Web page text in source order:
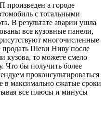
а городе
с тотальными
В результате аварии ушла
все кузовные панели,
многочисленные
продать Шеви Ниву после
то можете смело
Что бы получить более
проконсультироваться
максимально сжатые сроки
все плюсы и минусы